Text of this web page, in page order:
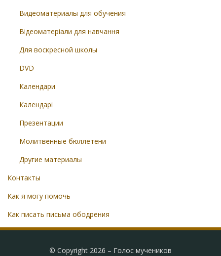
Видеоматериалы для обучения
Відеоматеріали для навчання
Для воскресной школы
DVD
Календари
Календарі
Презентации
Молитвенные бюллетени
Другие материалы
Контакты
Как я могу помочь
Как писать письма ободрения
© Copyright 2026 – Голос мучеников